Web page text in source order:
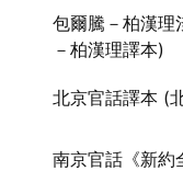
包爾騰－柏漢理
－柏漢理譯本)
北京官話譯本 (
南京官話《新約